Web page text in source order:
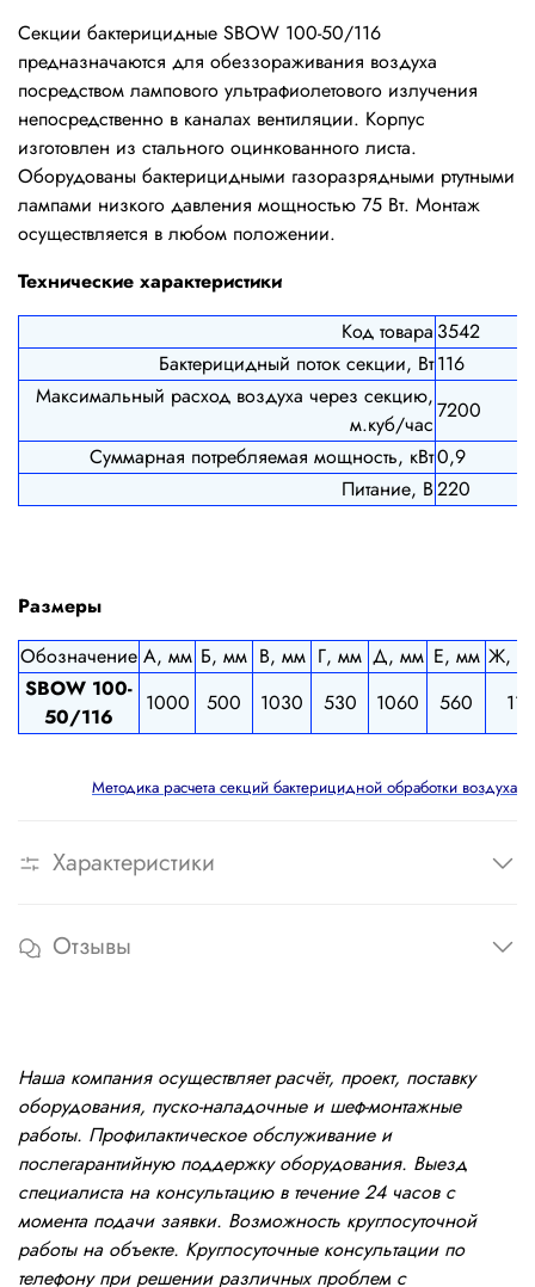
Секции бактерицидные SBOW 100-50/116
предназначаются для обеззораживания воздуха
посредством лампового ультрафиолетового излучения
непосредственно в каналах вентиляции. Корпус
изготовлен из стального оцинкованного листа.
Оборудованы бактерицидными газоразрядными ртутными
лампами низкого давления мощностью 75 Вт. Монтаж
осуществляется в любом положении.
Технические характеристики
Код товара 3542
Бактерицидный поток секции, Вт116
Максимальный расход воздуха через секцию,
м.куб/час
7200
Суммарная потребляемая мощность, кВт0,9
Питание, В220
Размеры
Обозначение А, мм Б, мм В, мм Г, мм Д, мм Е, мм Ж,
SBOW 100-
50/116
1000 500 1030 530 1060 560 11
Методика расчета секций бактерицидной обработки воздуха
Характеристики
Отзывы
Наша компания осуществляет расчёт, проект, поставку
оборудования, пуско-наладочные и шеф-монтажные
работы. Профилактическое обслуживание и
послегарантийную поддержку оборудования. Выезд
специалиста на консультацию в течение 24 часов с
момента подачи заявки. Возможность круглосуточной
работы на объекте. Круглосуточные консультации по
телефону при решении различных проблем с